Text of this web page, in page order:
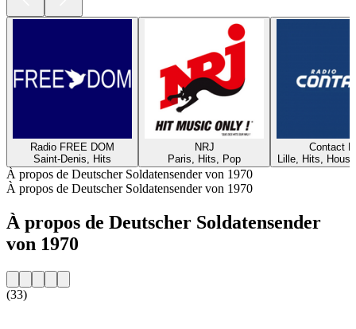
Radio FREE DOM
Saint-Denis, Hits
NRJ
Paris, Hits, Pop
Contact
Lille, Hits,
À propos de Deutscher Soldatensender von 1970
À propos de Deutscher Soldatensender von 1970
À propos de Deutscher Soldatensender
von 1970
(33)